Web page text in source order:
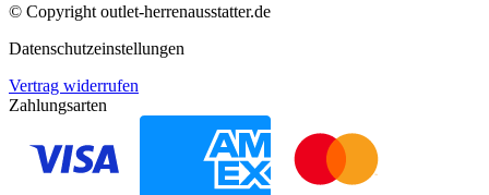
© Copyright outlet-herrenausstatter.de
Datenschutzeinstellungen
Vertrag widerrufen
Zahlungsarten